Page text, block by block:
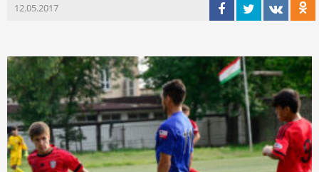
12.05.2017